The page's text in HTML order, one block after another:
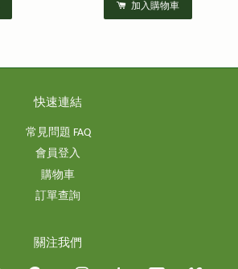
加入購物車
快速連結
常見問題 FAQ
會員登入
購物車
訂單查詢
關注我們